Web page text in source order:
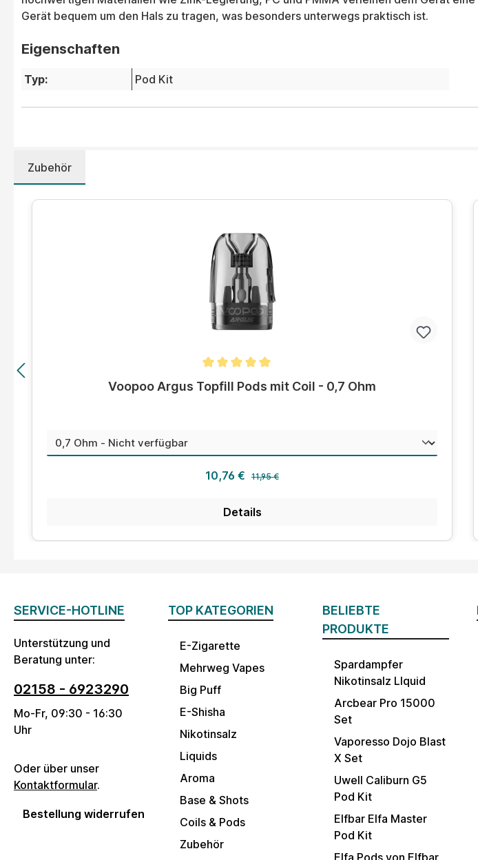
Gerät bequem um den Hals zu tragen, was besonders unterwegs praktisch ist.
Eigenschaften
Typ: Pod Kit
Zubehör
Produktgalerie überspringen
Durchschnittliche Bewertung von 5 von 5 Sternen
Voopoo Argus Topfill Pods mit Coil - 0,7 Ohm
Widerstandauswählen
Verkaufspreis:
10,76 € Regulärer Preis:
11,95 €
Details
SERVICE-HOTLINE
Unterstützung und
Beratung unter:
02158 - 6923290
Mo-Fr, 09:30 - 16:30
Uhr
Oder über unser
Kontaktformular.
Bestellung widerrufen
TOP KATEGORIEN
E-Zigarette
Mehrweg Vapes
Big Puff
E-Shisha
Nikotinsalz
Liquids
Aroma
Base & Shots
Coils & Pods
Zubehör
BELIEBTE
PRODUKTE
Spardampfer
Nikotinsalz LIquid
Arcbear Pro 15000
Set
Vaporesso Dojo Blast
X Set
Uwell Caliburn G5
Pod Kit
Elfbar Elfa Master
Pod Kit